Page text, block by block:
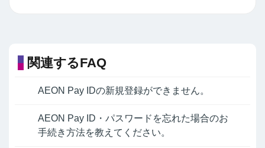
関連するFAQ
AEON Pay IDの新規登録ができません。
AEON Pay ID・パスワードを忘れた場合のお
手続き方法を教えてください。